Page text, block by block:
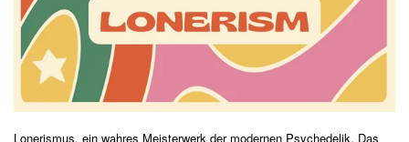
Lonerismus, ein wahres Meisterwerk der modernen Psychedelik. Das